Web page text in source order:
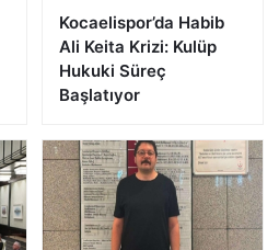
Kocaelispor’da Habib
Ali Keita Krizi: Kulüp
Hukuki Süreç
Başlatıyor